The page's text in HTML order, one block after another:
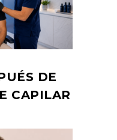
DE
CAPILAR